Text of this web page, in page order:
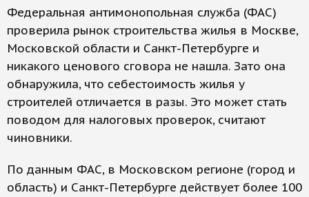
Федеральная антимонопольная служба (ФАС)
проверила рынок строительства жилья в Москве,
Московской области и Санкт-Петербурге и
никакого ценового сговора не нашла. Зато она
обнаружила, что себестоимость жилья у
строителей отличается в разы. Это может стать
поводом для налоговых проверок, считают
чиновники.
По данным ФАС, в Московском регионе (город и
область) и Санкт-Петербурге действует более 100